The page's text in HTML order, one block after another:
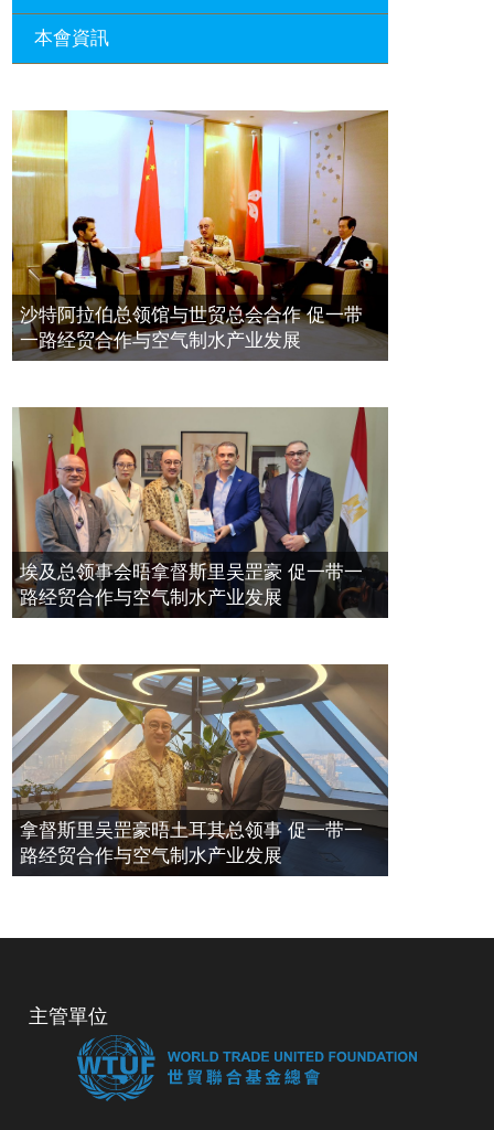
一带一路经贸合作与空气制水产业发
2023年11月23日
埃及总领事会晤拿督斯里吴罡豪 促一
带一路经贸合作与空气制水产业发展
2023年11月23日
拿督斯里吴罡豪晤土耳其总领事 促一
带一路经贸合作与空气制水产业发展
2023年11月23日
本會資訊
長瑚蒞臨 天泉鼎豐深圳總部及國際標
量波量子研究院
2021年12月10日
標量波光量子導入系統聯合國總部拿
督斯裏吳達鎔教授首發
2021年12月10日
空氣制水發明人吳達鎔出席聯合國環
境科政商管治聯盟會議
沙特阿拉伯总领馆与世贸总会合作 促一带
一路经贸合作与空气制水产业发展
埃及总领事会晤拿督斯里吴罡豪 促一带一
路经贸合作与空气制水产业发展
拿督斯里吴罡豪晤土耳其总领事 促一带一
路经贸合作与空气制水产业发展
主管單位